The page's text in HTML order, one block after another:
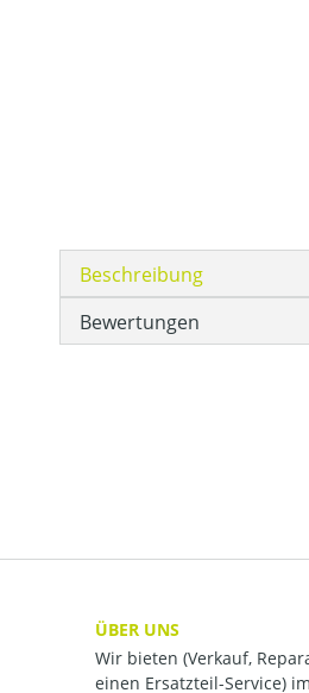
Beschreibung
Bewertungen
ÜBER UNS
Wir bieten (Verkauf,
einen Ersatzteil-Service)